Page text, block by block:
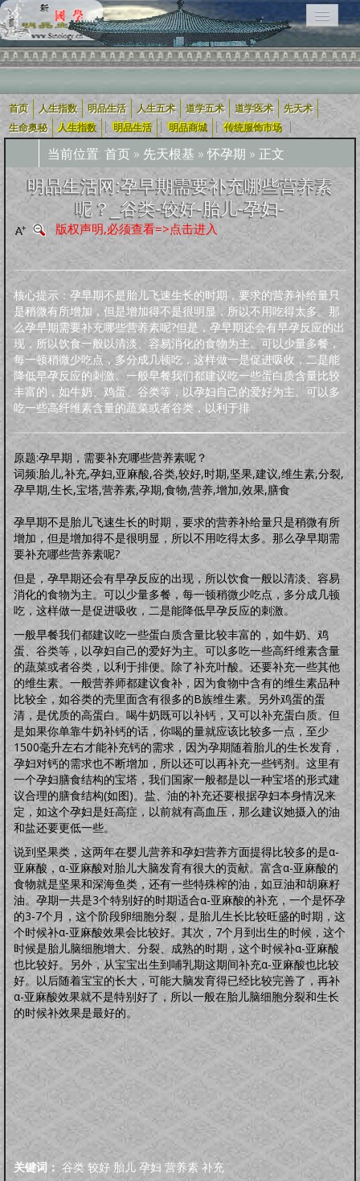
相关栏目导航：
用户入口导航
企业用户 道学五术 人生五术 社会科技 学术研究 宗教融合
道学经
典
四库全
书
苑
养生撷
粹
道家文
化
哲学宗
教
古典散
文
词
古典小
说
外国文
学
新约 旧
约
可兰经
约
学
佛教经
文
人生指数
人生指数 社会指数 职业指数 道德指数 基元指数 康寿指数
先天指数
上古咒语
明品生活
调养保健 鸡汤杂谈 风水家居 中正汉服 文化活动 海宇天堂
五力三要
虚拟人生
虚拟父母
人生五术
技能职场 婚恋家庭 人际社交 思维道德
道学五术
道学卜算术 道学命理术 道学仙山术 道学相术
道学医术
中药常识 中药方剂 药膳食谱 偏方秘方 药酒秘方 经络穴位
道医药浴
道医药茶
人间万象
综合动态 书画播报 文化活动
往事旧闻
动态公告 往事旧闻
婴童架构
新生婴儿 零壹岁婴儿 一三岁婴幼 三六岁幼儿 胎教常识
胎教音乐
心理行为
亲子游戏 安全教育 婴儿食谱 妈妈食谱
生命奥秘
生命探索 数理研究 医学技术 世界科研
先天根基
怀孕前 怀孕期 分娩期 产后期
婴幼卫保
健康教育 家居卫生 保健常识 卫生清洁 婴幼健康 护理卫生
日常除菌
日常消毒
首页 人生指数 明品生活 人生五术 道学五术 道学医术
先天术
生命奥秘
人生指数 | 明品生活 | 明品商城 | 传统服饰市场 |
当前位置: 首页 » 先天根基 »怀孕期 » 正文
明品生活网:孕早期需要补充哪些营养素
呢？_谷类-较好-胎儿-孕妇-
版权声明,必须查看=>点击进入
核心提示：孕早期不是胎儿飞速生长的时期，要求的营养补给量只
是稍微有所增加，但是增加得不是很明显，所以不用吃得太多。那
么孕早期需要补充哪些营养素呢?但是，孕早期还会有早孕反应的出
现，所以饮食一般以清淡、容易消化的食物为主。可以少量多餐，
每一顿稍微少吃点，多分成几顿吃，这样做一是促进吸收，二是能
降低早孕反应的刺激。一般早餐我们都建议吃一些蛋白质含量比较
丰富的，如牛奶、鸡蛋、谷类等，以孕妇自己的爱好为主。可以多
吃一些高纤维素含量的蔬菜或者谷类，以利于排
原题:孕早期，需要补充哪些营养素呢？
词频:胎儿,补充,孕妇,亚麻酸,谷类,较好,时期,坚果,建议,维生素,分裂,
孕早期,生长,宝塔,营养素,孕期,食物,营养,增加,效果,膳食
孕早期不是胎儿飞速生长的时期，要求的营养补给量只是稍微有所
增加，但是增加得不是很明显，所以不用吃得太多。那么孕早期需
要补充哪些营养素呢?
但是，孕早期还会有早孕反应的出现，所以饮食一般以清淡、容易
消化的食物为主。可以少量多餐，每一顿稍微少吃点，多分成几顿
吃，这样做一是促进吸收，二是能降低早孕反应的刺激。
一般早餐我们都建议吃一些蛋白质含量比较丰富的，如牛奶、鸡
蛋、谷类等，以孕妇自己的爱好为主。可以多吃一些高纤维素含量
的蔬菜或者谷类，以利于排便。除了补充叶酸。还要补充一些其他
的维生素。一般营养师都建议食补，因为食物中含有的维生素品种
比较全，如谷类的壳里面含有很多的B族维生素。另外鸡蛋的蛋
清，是优质的高蛋白。喝牛奶既可以补钙，又可以补充蛋白质。但
是如果你单靠牛奶补钙的话，你喝的量就应该比较多一点，至少
1500毫升左右才能补充钙的需求，因为孕期随着胎儿的生长发育，
孕妇对钙的需求也不断增加，所以还可以再补充一些钙剂。这里有
一个孕妇膳食结构的宝塔，我们国家一般都是以一种宝塔的形式建
议合理的膳食结构(如图)。盐、油的补充还要根据孕妇本身情况来
定，如这个孕妇是妊高症，以前就有高血压，那么建议她摄入的油
和盐还要更低一些。
说到坚果类，这两年在婴儿营养和孕妇营养方面提得比较多的是α-
亚麻酸，α-亚麻酸对胎儿大脑发育有很大的贡献。富含α-亚麻酸的
食物就是坚果和深海鱼类，还有一些特殊榨的油，如豆油和胡麻籽
油。孕期一共是3个特别好的时期适合α-亚麻酸的补充，一个是怀孕
的3-7个月，这个阶段卵细胞分裂，是胎儿生长比较旺盛的时期，这
个时候补α-亚麻酸效果会比较好。其次，7个月到出生的时候，这个
时候是胎儿脑细胞增大、分裂、成熟的时期，这个时候补α-亚麻酸
也比较好。另外，从宝宝出生到哺乳期这期间补充α-亚麻酸也比较
好。以后随着宝宝的长大，可能大脑发育得已经比较完善了，再补
α-亚麻酸效果就不是特别好了，所以一般在胎儿脑细胞分裂和生长
的时候补效果是最好的。
关键词： 谷类 较好 胎儿 孕妇 营养素 补充